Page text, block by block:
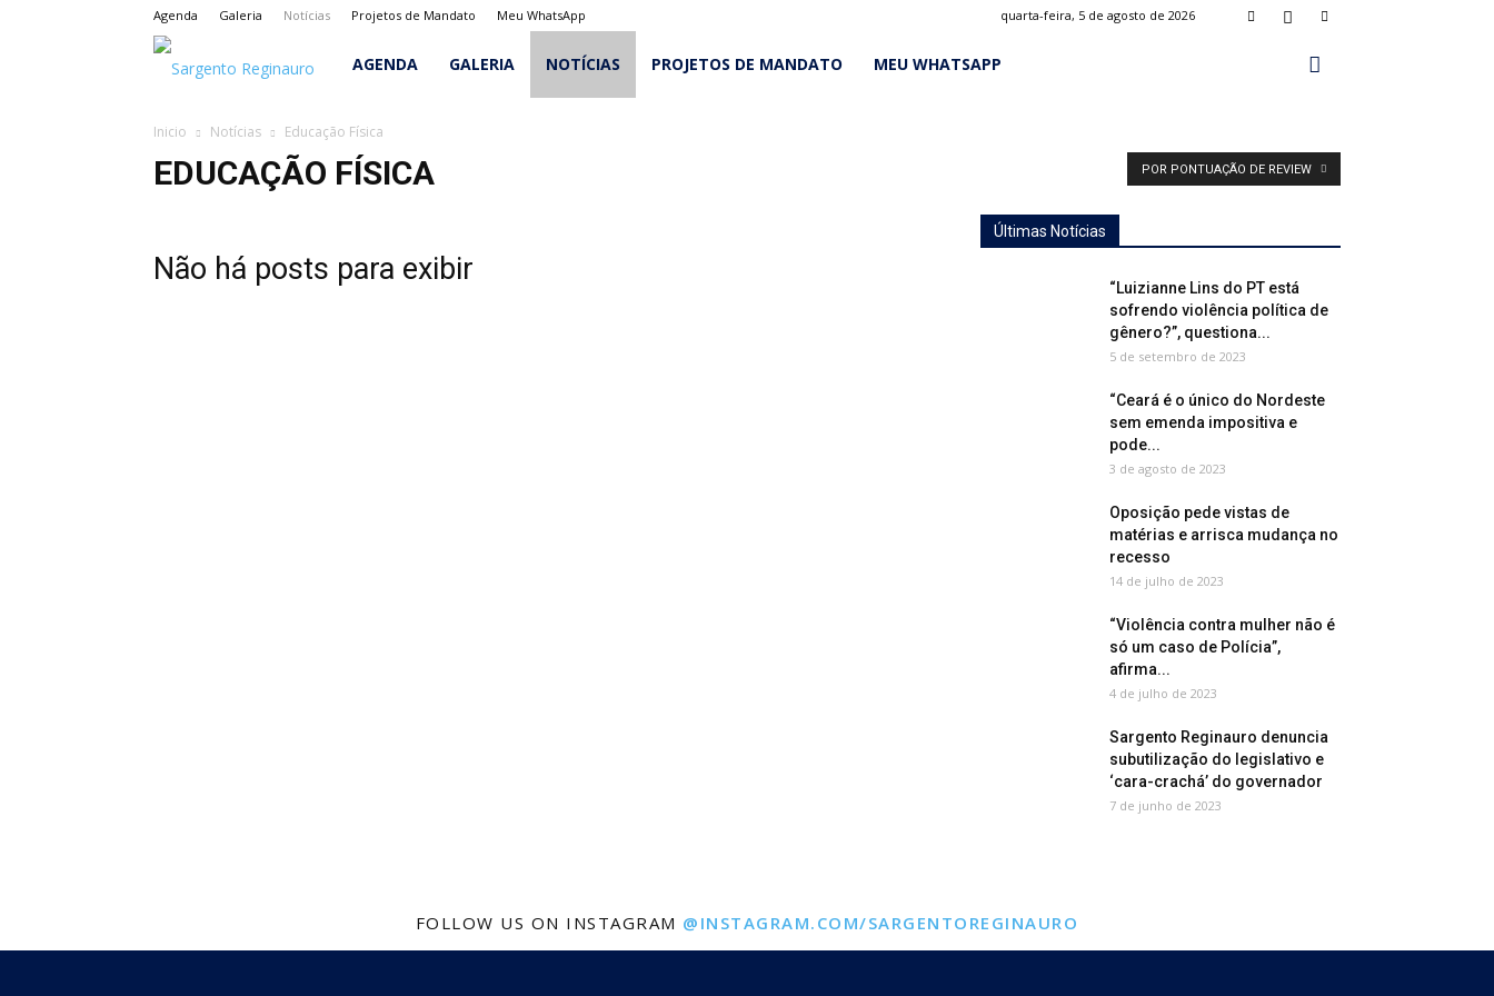
Agenda Galeria Notícias Projetos de Mandato Meu WhatsApp quarta-feira, 5 de agosto de 2026
Sargento
Reginauro
AGENDA GALERIA NOTÍCIAS PROJETOS DE MANDATO MEU WHATSAPP
Inicio Notícias Educação Física
EDUCAÇÃO FÍSICA POR PONTUAÇÃO DE REVIEW
Não há posts para exibir
Últimas Notícias
“Luizianne Lins do PT está
sofrendo violência política de
gênero?”, questiona...
5 de setembro de 2023
“Ceará é o único do Nordeste
sem emenda impositiva e
pode...
3 de agosto de 2023
Oposição pede vistas de
matérias e arrisca mudança no
recesso
14 de julho de 2023
“Violência contra mulher não é
só um caso de Polícia”,
afirma...
4 de julho de 2023
Sargento Reginauro denuncia
subutilização do legislativo e
‘cara-crachá’ do governador
7 de junho de 2023
FOLLOW US ON INSTAGRAM @INSTAGRAM.COM/SARGENTOREGINAURO